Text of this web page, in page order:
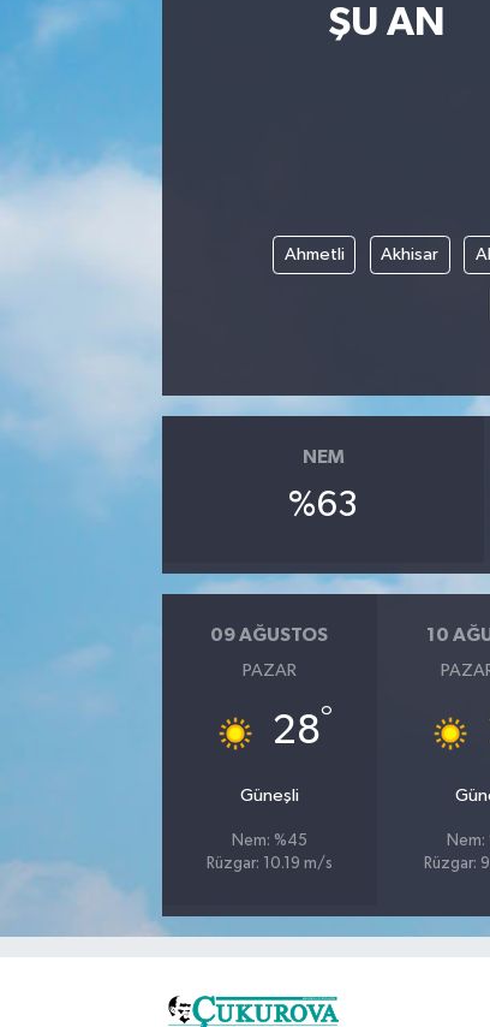
ŞU AN
Ahmetli Akhisar
NEM
%63
09 AĞUSTOS
PAZAR
28°
Güneşli
Nem: %45
Rüzgar: 10.19 m/s
10
Nem:
Rüzgar: